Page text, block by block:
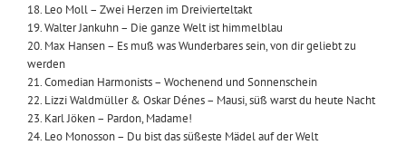
18. Leo Moll – Zwei Herzen im Dreivierteltakt
19. Walter Jankuhn – Die ganze Welt ist himmelblau
20. Max Hansen – Es muß was Wunderbares sein, von dir geliebt zu
werden
21. Comedian Harmonists – Wochenend und Sonnenschein
22. Lizzi Waldmüller & Oskar Dénes – Mausi, süß warst du heute Nacht
23. Karl Jöken – Pardon, Madame!
24. Leo Monosson – Du bist das süßeste Mädel auf der Welt